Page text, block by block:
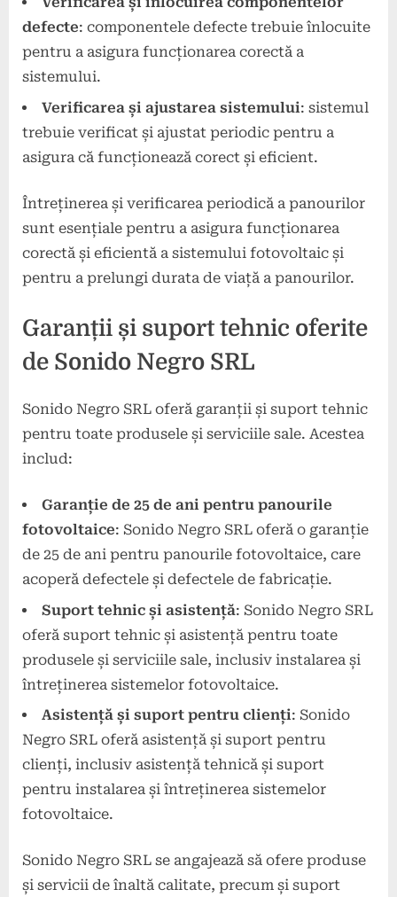
defecte: componentele defecte trebuie înlocuite
pentru a asigura funcționarea corectă a
sistemului.
Verificarea și ajustarea sistemului: sistemul
trebuie verificat și ajustat periodic pentru a
asigura că funcționează corect și eficient.
Întreținerea și verificarea periodică a panourilor
sunt esențiale pentru a asigura funcționarea
corectă și eficientă a sistemului fotovoltaic și
pentru a prelungi durata de viață a panourilor.
Garanții și suport tehnic oferite
de Sonido Negro SRL
Sonido Negro SRL oferă garanții și suport tehnic
pentru toate produsele și serviciile sale. Acestea
includ:
Garanție de 25 de ani pentru panourile
fotovoltaice: Sonido Negro SRL oferă o garanție
de 25 de ani pentru panourile fotovoltaice, care
acoperă defectele și defectele de fabricație.
Suport tehnic și asistență: Sonido Negro SRL
oferă suport tehnic și asistență pentru toate
produsele și serviciile sale, inclusiv instalarea și
întreținerea sistemelor fotovoltaice.
Asistență și suport pentru clienți: Sonido
Negro SRL oferă asistență și suport pentru
clienți, inclusiv asistență tehnică și suport
pentru instalarea și întreținerea sistemelor
fotovoltaice.
Sonido Negro SRL se angajează să ofere produse
și servicii de înaltă calitate, precum și suport